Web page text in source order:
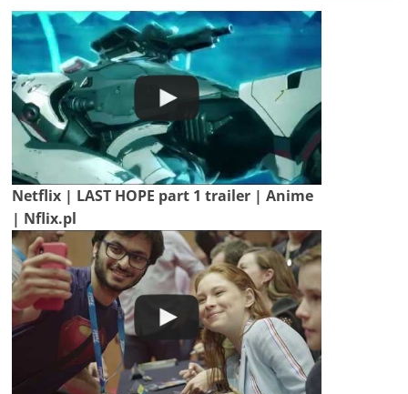
Netflix | LAST HOPE part 1 trailer | Anime
| Nflix.pl